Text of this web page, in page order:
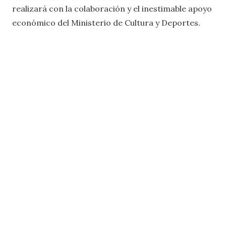
realizará con la colaboración y el inestimable apoyo
económico del Ministerio de Cultura y Deportes.